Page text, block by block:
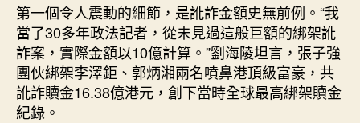
第一個令人震動的細節，是訛詐金額史無前例。“我
當了30多年政法記者，從未見過這般巨額的綁架訛
詐案，實際金額以10億計算。”劉海陵坦言，張子強
團伙綁架李澤鉅、郭炳湘兩名噴鼻港頂級富豪，共
訛詐贖金16.38億港元，創下當時全球最高綁架贖金
紀錄。